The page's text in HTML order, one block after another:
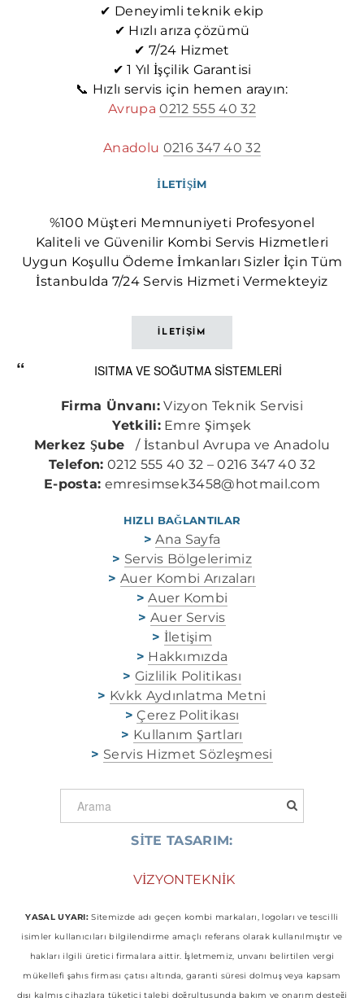
✔ Deneyimli teknik ekip
✔ Hızlı arıza çözümü
✔ 7/24 Hizmet
✔ 1 Yıl İşçilik Garantisi
📞 Hızlı servis için hemen arayın:
Avrupa 0212 555 40 32
Anadolu 0216 347 40 32
İLETİŞİM
%100 Müşteri Memnuniyeti Profesyonel
Kaliteli ve Güvenilir Kombi Servis Hizmetleri
Uygun Koşullu Ödeme İmkanları Sizler İçin Tüm
İstanbulda 7/24 Servis Hizmeti Vermekteyiz
İLETİŞİM
ISITMA VE SOĞUTMA SİSTEMLERİ
Firma Ünvanı: Vizyon Teknik Servisi
Yetkili:Emre Şimşek
Merkez Şube
/ İstanbul Avrupa ve Anadolu
Telefon: 0212 555 40 32 – 0216 347 40 32
E-posta: emresimsek3458@hotmail.com
HIZLI BAĞLANTILAR
> Ana Sayfa
> Servis Bölgelerimiz
> Auer Kombi Arızaları
> Auer Kombi
> Auer Servis
> İletişim
> Hakkımızda
> Gizlilik Politikası
> Kvkk Aydınlatma Metni
> Çerez Politikası
> Kullanım Şartları
> Servis Hizmet Sözleşmesi
SİTE TASARIM:
VİZYONTEKNİK
YASAL UYARI: Sitemizde adı geçen kombi markaları, logoları ve tescilli
isimler kullanıcıları bilgilendirme amaçlı referans olarak kullanılmıştır ve
hakları ilgili üretici firmalara aittir. İşletmemiz, unvanı belirtilen vergi
mükellefi şahıs firması çatısı altında, garanti süresi dolmuş veya kapsam
dışı kalmış cihazlara tüketici talebi doğrultusunda bakım ve onarım desteği